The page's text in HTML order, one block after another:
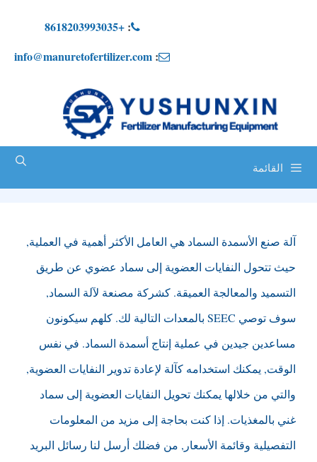
:
+8618203993035
:
info@manuretofertilizer.com
القائمة
آلة صنع الأسمدة السماد هي العامل الأكثر أهمية في العملية,
حيث تتحول النفايات العضوية إلى سماد عضوي عن طريق
التسميد والمعالجة العميقة. كشركة مصنعة لآلة السماد,
سوف توصي SEEC بالمعدات التالية لك. كلهم سيكونون
مساعدين جيدين في عملية إنتاج أسمدة السماد. في نفس
الوقت, يمكنك استخدامه كآلة لإعادة تدوير النفايات العضوية,
والتي من خلالها يمكنك تحويل النفايات العضوية إلى سماد
غني بالمغذيات. إذا كنت بحاجة إلى مزيد من المعلومات
التفصيلية وقائمة الأسعار, من فضلك أرسل لنا رسائل البريد